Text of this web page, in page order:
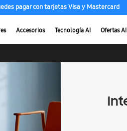
pagar con tarjetas Visa y Mastercard
Accesorios Tecnología AI Ofertas AI